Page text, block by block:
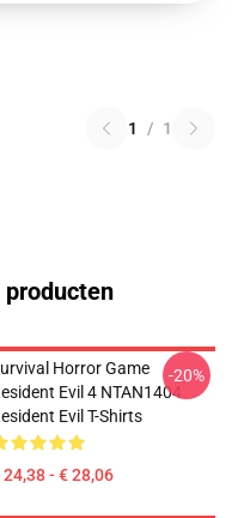
1 / 1
Horror Game
Evil 4 NTAN1404
Evil T-Shirts
24,38 - € 28,06
-20%